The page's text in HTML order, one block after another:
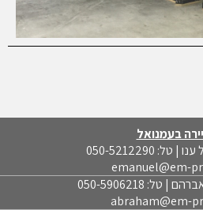
בעמנואל
050-5212290
emanuel@em-
050-5906218
abraham@em-